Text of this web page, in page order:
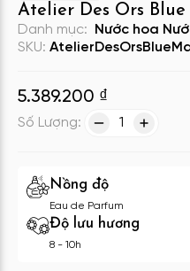
Atelier Des Ors
Danh mục: Nước hoa
SKU:
5.389.200 ₫
Số Lượng: 1
Nồng độ
Eau de Parfum
Độ lưu hương
8 - 10h